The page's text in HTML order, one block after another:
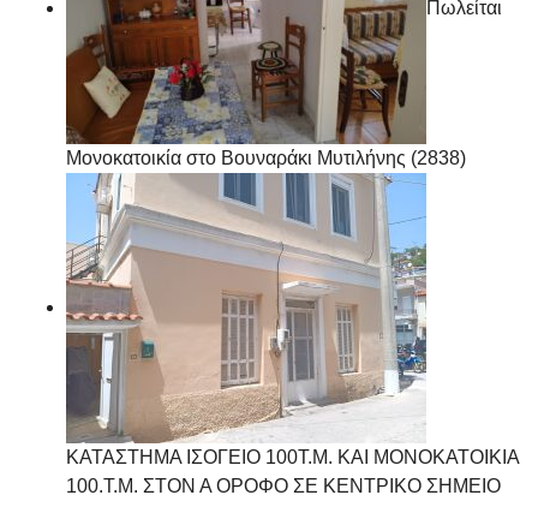
Πωλείται
Μονοκατοικία στο Βουναράκι Μυτιλήνης (2838)
ΚΑΤΑΣΤΗΜΑ ΙΣΟΓΕΙΟ 100Τ.Μ. ΚΑΙ ΜΟΝΟΚΑΤΟΙΚΙΑ
100.Τ.Μ. ΣΤΟΝ Α ΟΡΟΦΟ ΣΕ ΚΕΝΤΡΙΚΟ ΣΗΜΕΙΟ